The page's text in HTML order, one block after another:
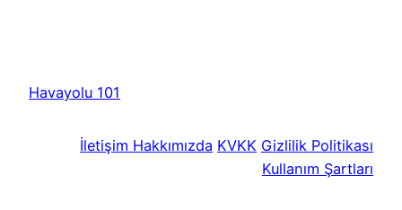
Havayolu 101
İletişim Hakkımızda KVKK Gizlilik Politikası
Kullanım Şartları